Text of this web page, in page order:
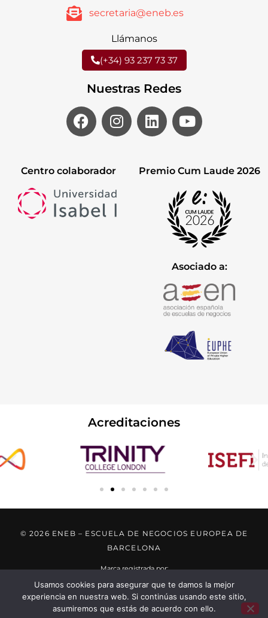
secretaria@eneb.es
Llámanos
(+34) 93 237 73 37
Nuestras Redes
Centro colaborador Premio Cum Laude 2026
Asociado a:
Acreditaciones
© 2026 ENEB – ESCUELA DE NEGOCIOS EUROPEA DE
BARCELONA
Marca registrada por:
Usamos cookies para asegurar que te damos la mejor
experiencia en nuestra web. Si continúas usando este sitio,
asumiremos que estás de acuerdo con ello.